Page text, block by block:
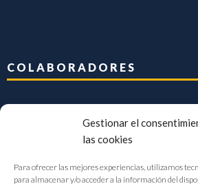
Gestionar el
las cookies
Para ofrecer las mejores experiencias, utilizamos
para almacenar y/o acceder a la información del
COLABORADORES